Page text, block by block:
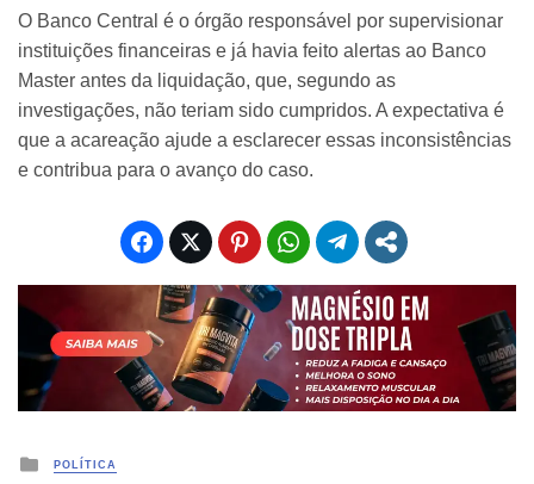
O Banco Central é o órgão responsável por supervisionar
instituições financeiras e já havia feito alertas ao Banco
Master antes da liquidação, que, segundo as
investigações, não teriam sido cumpridos. A expectativa é
que a acareação ajude a esclarecer essas inconsistências
e contribua para o avanço do caso.
Posted
POLÍTICA